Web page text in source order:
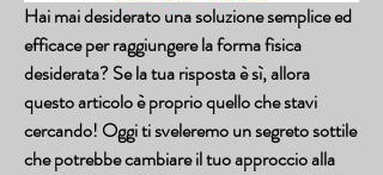
Hai mai desiderato una soluzione semplice ed
efficace per raggiungere la forma fisica
desiderata? Se la tua risposta è sì, allora
questo articolo è proprio quello che stavi
cercando! Oggi ti sveleremo un segreto sottile
che potrebbe cambiare il tuo approccio alla